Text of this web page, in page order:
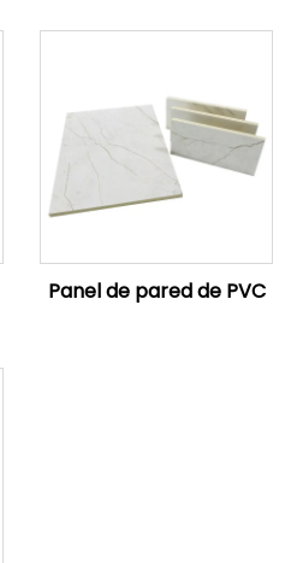
Panel de pared de PVC